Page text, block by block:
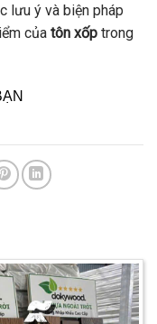
lưu ý và biện pháp
của tôn xốp trong